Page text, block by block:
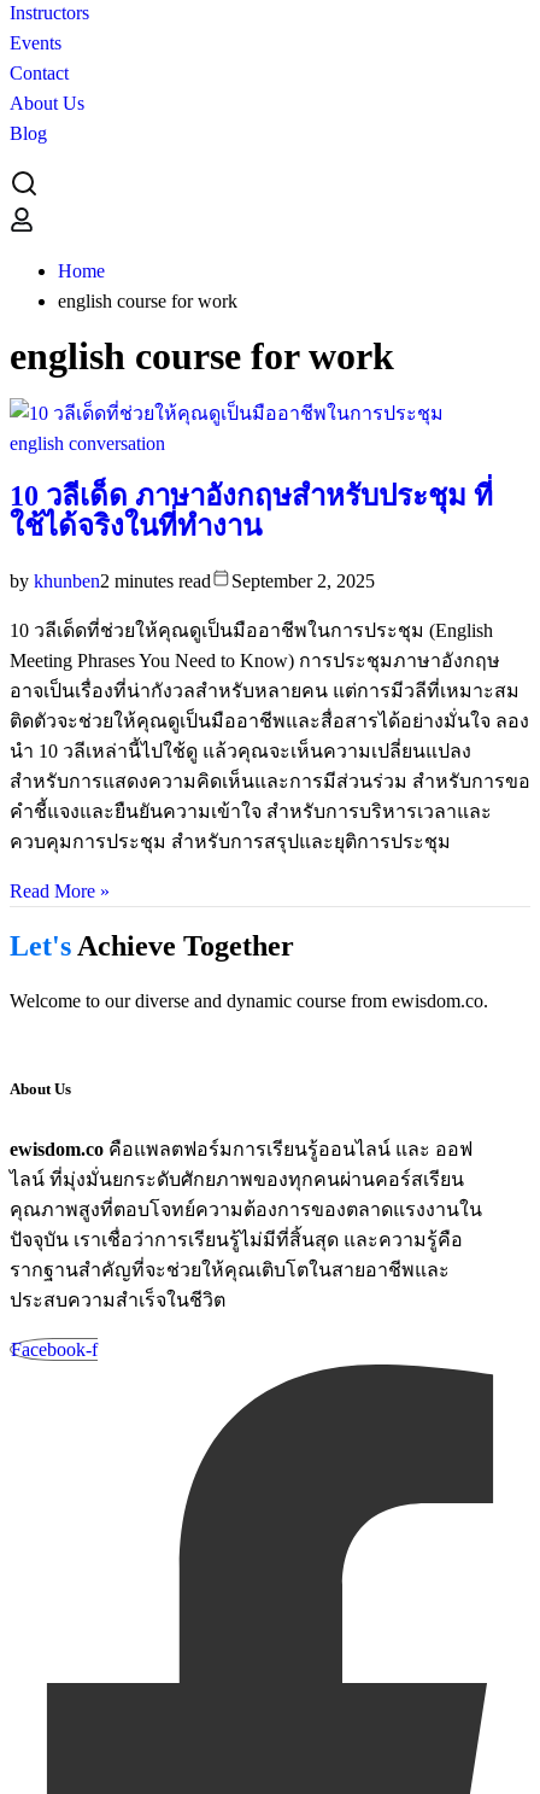
Instructors
Events
Contact
About Us
Blog
Home
english course for work
english course for work
english conversation
10 วลีเด็ด ภาษาอังกฤษสำหรับประชุม ที่
ใช้ได้จริงในที่ทำงาน
by khunben2 minutes read September 2, 2025
10 วลีเด็ดที่ช่วยให้คุณดูเป็นมืออาชีพในการประชุม (English
Meeting Phrases You Need to Know) การประชุมภาษาอังกฤษ
อาจเป็นเรื่องที่น่ากังวลสำหรับหลายคน แต่การมีวลีที่เหมาะสม
ติดตัวจะช่วยให้คุณดูเป็นมืออาชีพและสื่อสารได้อย่างมั่นใจ ลอง
นำ 10 วลีเหล่านี้ไปใช้ดู แล้วคุณจะเห็นความเปลี่ยนแปลง
สำหรับการแสดงความคิดเห็นและการมีส่วนร่วม สำหรับการขอ
คำชี้แจงและยืนยันความเข้าใจ สำหรับการบริหารเวลาและ
ควบคุมการประชุม สำหรับการสรุปและยุติการประชุม
Read More »
Let'sAchieve Together
Welcome to our diverse and dynamic course from ewisdom.co.
About Us
ewisdom.co คือแพลตฟอร์มการเรียนรู้ออนไลน์ และ ออฟ
ไลน์ ที่มุ่งมั่นยกระดับศักยภาพของทุกคนผ่านคอร์สเรียน
คุณภาพสูงที่ตอบโจทย์ความต้องการของตลาดแรงงานใน
ปัจจุบัน เราเชื่อว่าการเรียนรู้ไม่มีที่สิ้นสุด และความรู้คือ
รากฐานสำคัญที่จะช่วยให้คุณเติบโตในสายอาชีพและ
ประสบความสำเร็จในชีวิต
Facebook-f